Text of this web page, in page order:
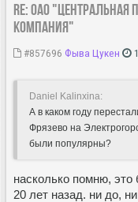
Re: ОАО
компания"
#857696 Фыва Цукен
Daniel Kalinxina:
А в каком году
Фрязево на
были популярны?
насколько помню,
20 лет назад. ни до,